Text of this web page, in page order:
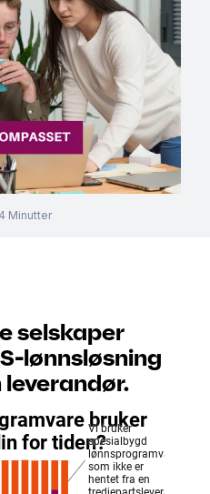
4 Minutter
selskaper
lønnsløsning